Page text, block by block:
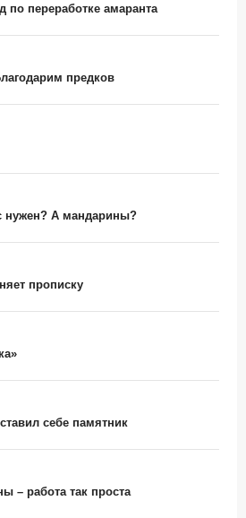
по переработке амаранта
предков
нужен? А мандарины?
прописку
себе памятник
– работа так проста